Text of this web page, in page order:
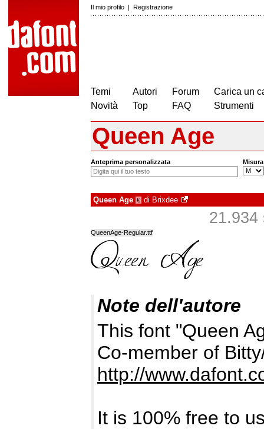
Il mio profilo | Registrazione
Temi
Novità
Autori
Top
Forum
FAQ
Carica un
Strumenti
Queen Age
Anteprima personalizzata Misura
Queen Age € di Brixdee
21.934
QueenAge-Regular.ttf
Note dell'autore
This font "Queen
Co-member of
http://
It is 100% free to